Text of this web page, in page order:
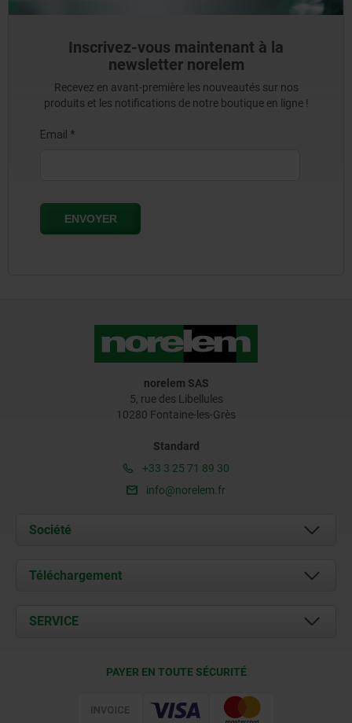
Inscrivez-vous maintenant à la
newsletter norelem
Recevez en avant-première les nouveautés sur nos
produits et les notifications de notre boutique en ligne !
norelem SAS
5, rue des Libellules
10280 Fontaine-les-Grès
Standard
+33 3 25 71 89 30
info@norelem.fr
Société
À propos de nous
Contact
Téléchargement
Documents
SERVICE
PAYER EN TOUTE SÉCURITÉ